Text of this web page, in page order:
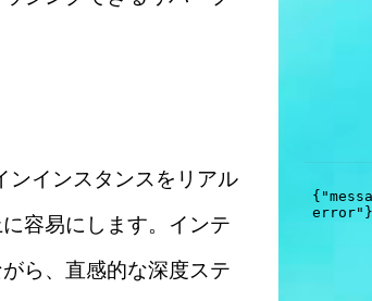
インスタンスをリアル
容易にします。インテ
ら、直感的な深度ステ